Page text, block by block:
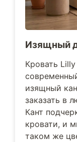
Изящный
Кровать
изящный
заказать в
Кант
кровати, и
таком же